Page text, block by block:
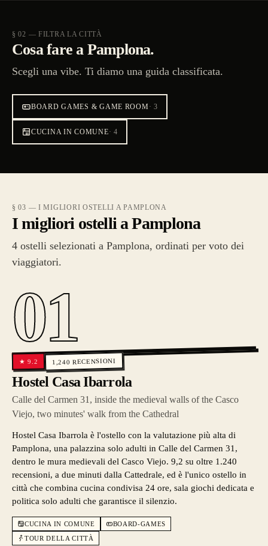
§ 02 — FILTRA LA CITTÀ
Cosa fare a Pamplona.
Scegli una vibe. Ti diamo una guida classificata.
BOARD GAMES & GAME ROOM·3
CUCINA IN COMUNE· 4
§ 03 — I MIGLIORI OSTELLI A PAMPLONA
I migliori ostelli a Pamplona
4 ostelli selezionati a Pamplona, ordinati per voto dei
viaggiatori.
01
★9.2 1,240 RECENSIONI
Hostel Casa Ibarrola
Calle del Carmen 31, inside the medieval walls of the Casco
Viejo, two minutes' walk from the Cathedral
Hostel Casa Ibarrola è l'ostello con la valutazione più alta di
Pamplona, una palazzina solo adulti in Calle del Carmen 31,
dentro le mura medievali del Casco Viejo. 9,2 su oltre 1.240
recensioni, a due minuti dalla Cattedrale, ed è l'unico ostello in
città che combina cucina condivisa 24 ore, sala giochi dedicata e
politica solo adulti che garantisce il silenzio.
CUCINA IN COMUNE
BOARD-GAMES
TOUR DELLA CITTÀ